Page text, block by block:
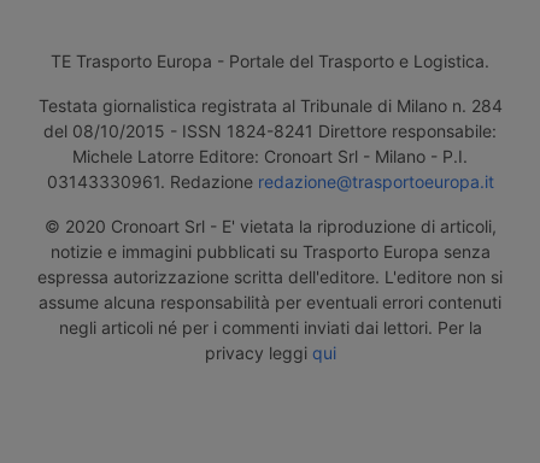
TE Trasporto Europa - Portale del Trasporto e Logistica.
Testata giornalistica registrata al Tribunale di Milano n. 284
del 08/10/2015 - ISSN 1824-8241 Direttore responsabile:
Michele Latorre Editore: Cronoart Srl - Milano - P.I.
03143330961. Redazione redazione@trasportoeuropa.it
© 2020 Cronoart Srl - E' vietata la riproduzione di articoli,
notizie e immagini pubblicati su Trasporto Europa senza
espressa autorizzazione scritta dell'editore. L'editore non si
assume alcuna responsabilità per eventuali errori contenuti
negli articoli né per i commenti inviati dai lettori. Per la
privacy leggi qui